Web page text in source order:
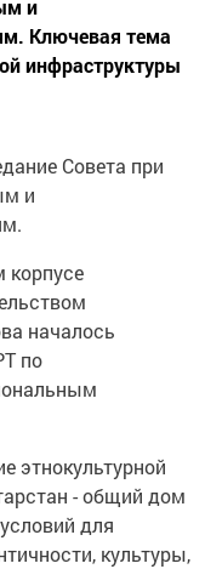
и
Ключевая тема
инфраструктуры
Совета при
и
корпусе
началось
по
этнокультурной
- общий дом
для
культуры,